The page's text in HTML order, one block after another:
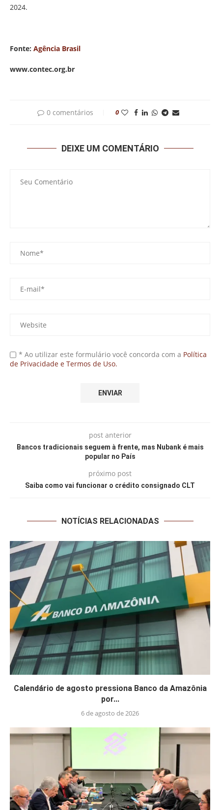
2024.
Fonte: Agência Brasil
www.contec.org.br
0 comentários 0
DEIXE UM COMENTÁRIO
* Ao utilizar este formulário você concorda com a Política
de Privacidade e Termos de Uso.
post anterior
Bancos tradicionais seguem à frente, mas Nubank é mais
popular no País
próximo post
Saiba como vai funcionar o crédito consignado CLT
NOTÍCIAS RELACIONADAS
Calendário de agosto pressiona Banco da Amazônia
por...
6 de agosto de 2026